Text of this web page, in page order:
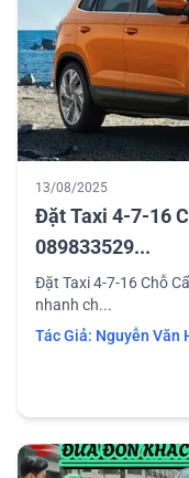
13/08/2025
Đặt Taxi 4-7-16
089833529...
Đặt Taxi 4-7-16 Chỗ
nhanh ch...
Tác Giả: Nguyễn Văn